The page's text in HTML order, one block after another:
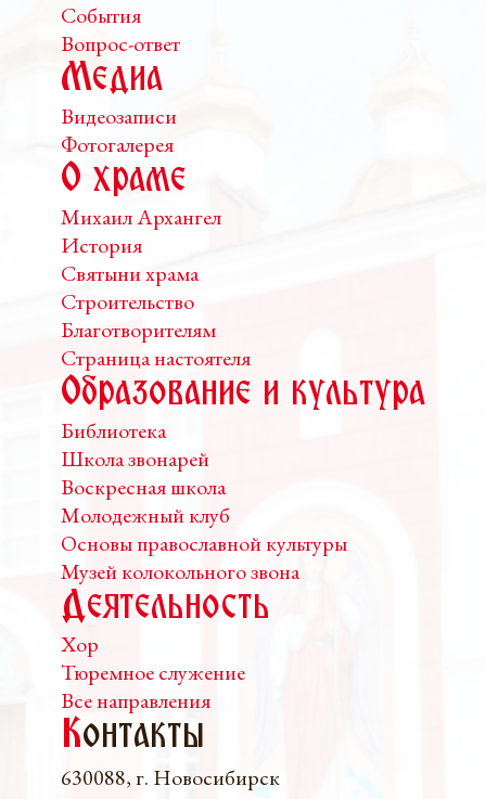
События
Вопрос-ответ
Медиа
Видеозаписи
Фотогалерея
О храме
Михаил Архангел
История
Святыни храма
Строительство
Благотворителям
Страница настоятеля
Образование и культура
Библиотека
Школа звонарей
Воскресная школа
Молодежный клуб
Основы православной культуры
Музей колокольного звона
Деятельность
Хор
Тюремное служение
Все направления
Контакты
630088, г. Новосибирск